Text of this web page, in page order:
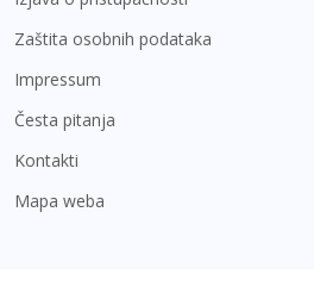
Zaštita osobnih podataka
Impressum
Česta pitanja
Kontakti
Mapa weba